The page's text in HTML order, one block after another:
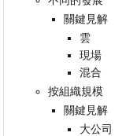
關鍵見解
雲
現場
混合
按組織規模
關鍵見解
大公司